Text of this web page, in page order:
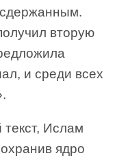
сдержанным.
вторую
и среди всех
Ислам
ядро